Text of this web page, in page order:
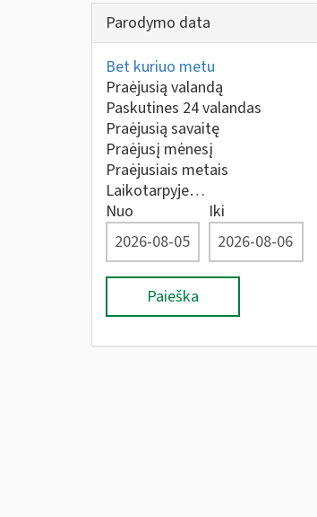
Parodymo data
Bet kuriuo metu
Praėjusią valandą
Paskutines 24 valandas
Praėjusią savaitę
Praėjusį mėnesį
Praėjusiais metais
Laikotarpyje…
Nuo
Iki
Paieška